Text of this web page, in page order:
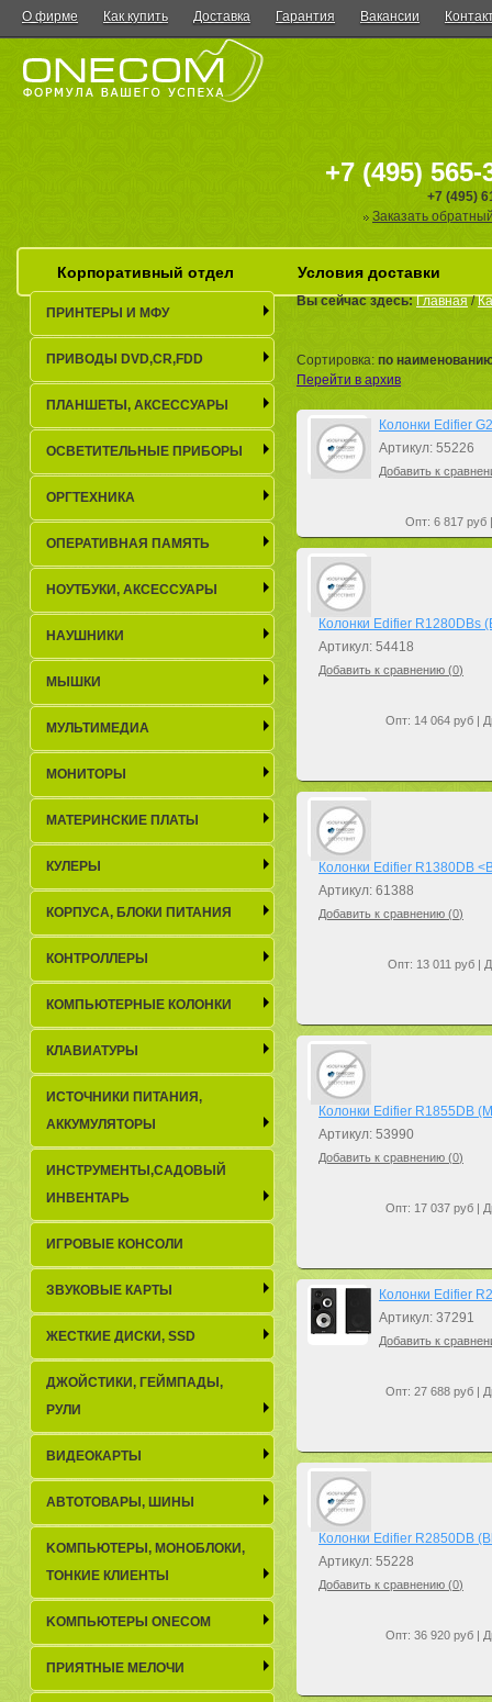
О фирме Как купить Доставка Гарантия Вакансии
+7 (495) 565-
+7 (495)
Заказать
Корпоративный отдел Условия доставки
Вы сейчас здесь:Главная/
Сортировка: по
Перейти в архив
Колонки Edifier
Артикул: 55226
Добавить к
Опт: 6 817 руб
Колонки Edifier R1280DBs
Артикул: 54418
Добавить к сравнению (0)
Опт: 14 064 руб |
Колонки Edifier R1380DB
Артикул: 61388
Добавить к сравнению (0)
Опт: 13 011 руб |
Колонки Edifier R1855DB
Артикул: 53990
Добавить к сравнению (0)
Опт: 17 037 руб |
Колонки Edifier
Артикул: 37291
Добавить к
Опт: 27 688 руб |
Колонки Edifier R2850DB
Артикул: 55228
Добавить к сравнению (0)
Опт: 36 920 руб |
ПРИНТЕРЫ И МФУ
ПРИВОДЫ DVD,CR,FDD
ПЛАНШЕТЫ, АКСЕСCУАРЫ
ОСВЕТИТЕЛЬНЫЕ ПРИБОРЫ
ОРГТЕХНИКА
ОПЕРАТИВНАЯ ПАМЯТЬ
НОУТБУКИ, АКСЕСCУАРЫ
НАУШНИКИ
МЫШКИ
МУЛЬТИМЕДИА
МОНИТОРЫ
МАТЕРИНСКИЕ ПЛАТЫ
КУЛЕРЫ
КОРПУСА, БЛОКИ ПИТАНИЯ
КОНТРОЛЛЕРЫ
КОМПЬЮТЕРНЫЕ КОЛОНКИ
КЛАВИАТУРЫ
ИСТОЧНИКИ ПИТАНИЯ,
АККУМУЛЯТОРЫ
ИНСТРУМЕНТЫ,САДОВЫЙ
ИНВЕНТАРЬ
ИГРОВЫЕ КОНСОЛИ
ЗВУКОВЫЕ КАРТЫ
ЖЕСТКИЕ ДИСКИ, SSD
ДЖОЙСТИКИ, ГЕЙМПАДЫ,
РУЛИ
ВИДЕОКАРТЫ
АВТОТОВАРЫ, ШИНЫ
KОМПЬЮТЕРЫ, МОНОБЛОКИ,
ТОНКИЕ КЛИЕНТЫ
KОМПЬЮТЕРЫ ONECOM
ПРИЯТНЫЕ МЕЛОЧИ